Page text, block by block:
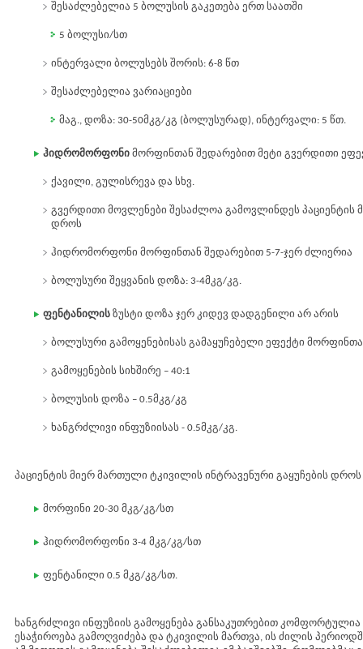
შესაძლებელია 5 ბოლუსის გაკეთება ერთ საათში
5 ბოლუსი/სთ
ინტერვალი ბოლუსებს შორის: 6-8 წთ
შესაძლებელია ვარიაციები
მაგ., დოზა: 30-50მკგ/კგ (ბოლუსურად), ინტერვალი: 5 წთ.
ჰიდრომორფონი მორფინთან შედარებით მეტი გვერდითი
ქავილი, გულისრევა და სხვ.
გვერდითი მოვლენები შესაძლოა გამოვლინდეს
დროს
ჰიდრომორფონი მორფინთან შედარებით 5-7-ჯერ ძლიერია
ბოლუსური შეყვანის დოზა: 3-4მკგ/კგ.
ფენტანილის ზუსტი დოზა ჯერ კიდევ დადგენილი არ არის
ბოლუსური გამოყენებისას გამაყუჩებელი ეფექტი
გამოყენების სიხშირე – 40:1
ბოლუსის დოზა – 0.5მკგ/კგ
ხანგრძლივი ინფუზიისას - 0.5მკგ/კგ.
პაციენტის მიერ მართული ტკივილის ინტრავენური გაყუჩების დროს
მორფინი 20-30 მკგ/კგ/სთ
ჰიდრომორფონი 3-4 მკგ/კგ/სთ
ფენტანილი 0.5 მკგ/კგ/სთ.
ხანგრძლივი ინფუზიის გამოყენება განსაკუთრებით კომფორტულია
ესაჭიროება გამოღვიძება და ტკივილის მართვა, ის ძილის